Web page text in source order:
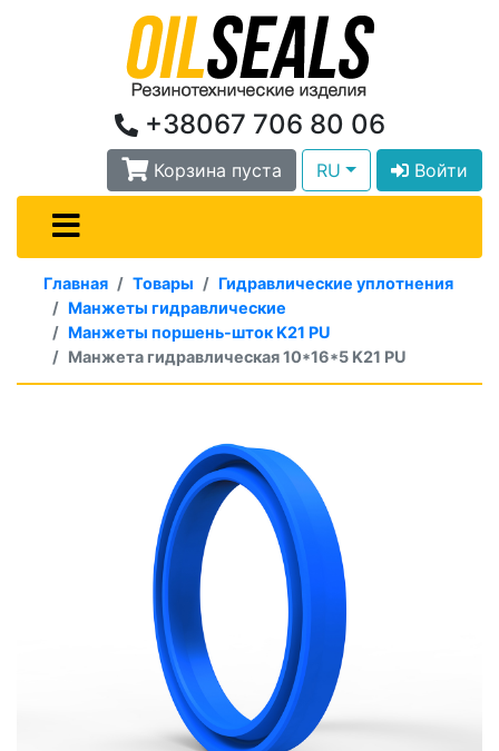
+38067 706 80 06
Корзина пуста RU Войти
Главная Товары
Гидравлические уплотнения
Манжеты гидравлические
Манжеты поршень-шток K21 PU
Манжета гидравлическая 10*16*5 K21 PU